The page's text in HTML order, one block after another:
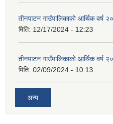
तीनपाटन गाउँपालिकाको आर्थिक वर्ष
मिति: 12/17/2024 - 12:23
तीनपाटन गाउँपालिकाको आर्थिक वर्ष
मिति: 02/09/2024 - 10:13
अन्य